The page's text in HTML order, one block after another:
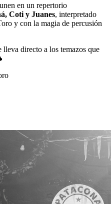
en un repertorio
Coti y Juanes, interpretado
y con la magia de percusión
directo a los temazos que